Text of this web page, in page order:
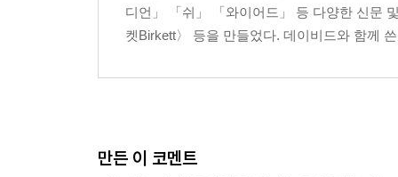
디언」 「쉬」 「와이어드」 등 다양한 신문
켓Birkett〉 등을 만들었다. 데이비드와 함께
만든 이 코멘트